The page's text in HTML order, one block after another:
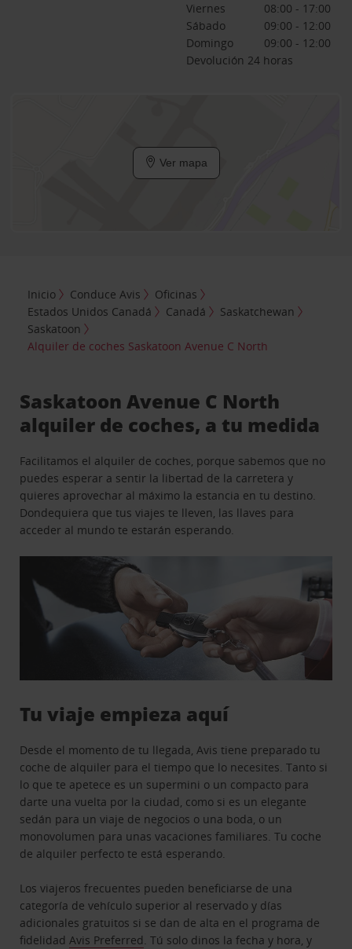
Viernes
08:00 - 17:00
Sábado
09:00 - 12:00
Domingo
09:00 - 12:00
Devolución 24 horas
Ver mapa
Inicio Conduce Avis
Oficinas
Estados Unidos Canadá
Canadá
Saskatchewan
Saskatoon
Alquiler de coches Saskatoon Avenue C North
Saskatoon Avenue C North
alquiler de coches, a tu medida
Facilitamos el alquiler de coches, porque sabemos que no
puedes esperar a sentir la libertad de la carretera y
quieres aprovechar al máximo la estancia en tu destino.
Dondequiera que tus viajes te lleven, las llaves para
acceder al mundo te estarán esperando.
Tu viaje empieza aquí
Desde el momento de tu llegada, Avis tiene preparado tu
coche de alquiler para el tiempo que lo necesites. Tanto si
lo que te apetece es un supermini o un compacto para
darte una vuelta por la ciudad, como si es un elegante
sedán para un viaje de negocios o una boda, o un
monovolumen para unas vacaciones familiares. Tu coche
de alquiler perfecto te está esperando.
Los viajeros frecuentes pueden beneficiarse de una
categoría de vehículo superior al reservado y días
adicionales gratuitos si se dan de alta en el programa de
fidelidadAvis Preferred. Tú solo dinos la fecha y hora, y